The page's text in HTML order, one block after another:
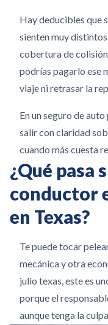
Hay deducibles que
sienten muy
cobertura de
podrías pagarlo ese
viaje ni retrasar la
En un seguro de
salir con claridad
cuando más cuesta
¿Qué pasa
conductor
en Texas?
Te puede tocar
mecánica y otra
julio texas, este es
porque el
aunque tenga la